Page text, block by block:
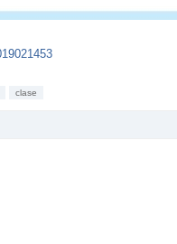
clase